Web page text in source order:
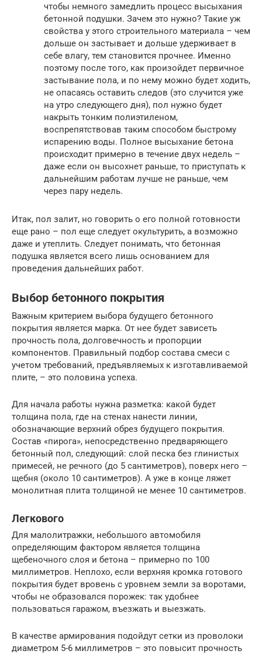
чтобы немного замедлить процесс высыхания
бетонной подушки. Зачем это нужно? Такие уж
свойства у этого строительного материала – чем
дольше он застывает и дольше удерживает в
себе влагу, тем становится прочнее. Именно
поэтому после того, как произойдет первичное
застывание пола, и по нему можно будет ходить,
не опасаясь оставить следов (это случится уже
на утро следующего дня), пол нужно будет
накрыть тонким полиэтиленом,
воспрепятствовав таким способом быстрому
испарению воды. Полное высыхание бетона
происходит примерно в течение двух недель –
даже если он высохнет раньше, то приступать к
дальнейшим работам лучше не раньше, чем
через пару недель.
Итак, пол залит, но говорить о его полной готовности
еще рано – пол еще следует окультурить, а возможно
даже и утеплить. Следует понимать, что бетонная
подушка является всего лишь основанием для
проведения дальнейших работ.
Выбор бетонного покрытия
Важным критерием выбора будущего бетонного
покрытия является марка. От нее будет зависеть
прочность пола, долговечность и пропорции
компонентов. Правильный подбор состава смеси с
учетом требований, предъявляемых к изготавливаемой
плите, – это половина успеха.
Для начала работы нужна разметка: какой будет
толщина пола, где на стенах нанести линии,
обозначающие верхний обрез будущего покрытия.
Состав «пирога», непосредственно предваряющего
бетонный пол, следующий: слой песка без глинистых
примесей, не речного (до 5 сантиметров), поверх него –
щебня (около 10 сантиметров). А уже в конце ляжет
монолитная плита толщиной не менее 10 сантиметров.
Легкового
Для малолитражки, небольшого автомобиля
определяющим фактором является толщина
щебеночного слоя и бетона – примерно по 100
миллиметров. Неплохо, если верхняя кромка готового
покрытия будет вровень с уровнем земли за воротами,
чтобы не образовался порожек: так удобнее
пользоваться гаражом, въезжать и выезжать.
В качестве армирования подойдут сетки из проволоки
диаметром 5-6 миллиметров – это повысит прочность